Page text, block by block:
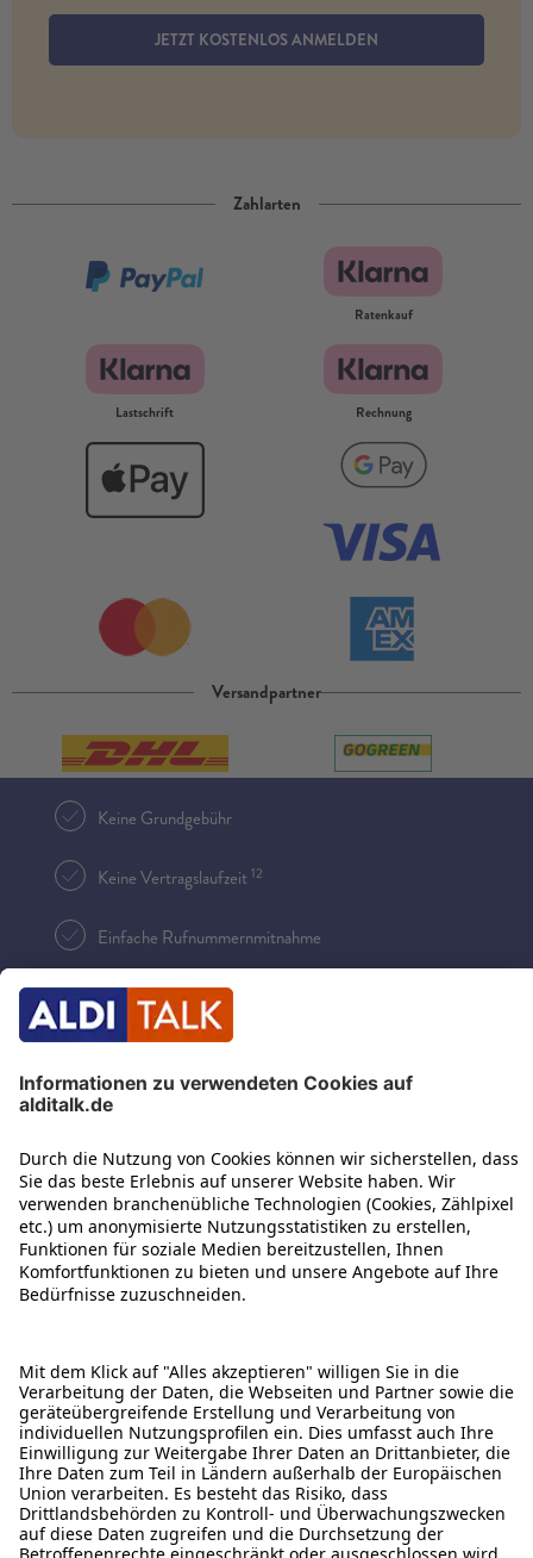
JETZT KOSTENLOS ANMELDEN
Zahlarten
Ratenkauf
Lastschrift Rechnung
Versandpartner
Keine Grundgebühr
Keine Vertragslaufzeit12
Einfache Rufnummernmitnahme
ÜBER DIESE SEITE
ALDI TALK WEBSHOP
ALDI TALK MOBILFUNK